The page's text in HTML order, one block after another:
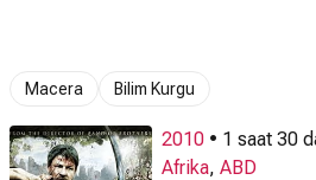
Macera Bilim Kurgu
2010 • 1 saat 30
Afrika, ABD